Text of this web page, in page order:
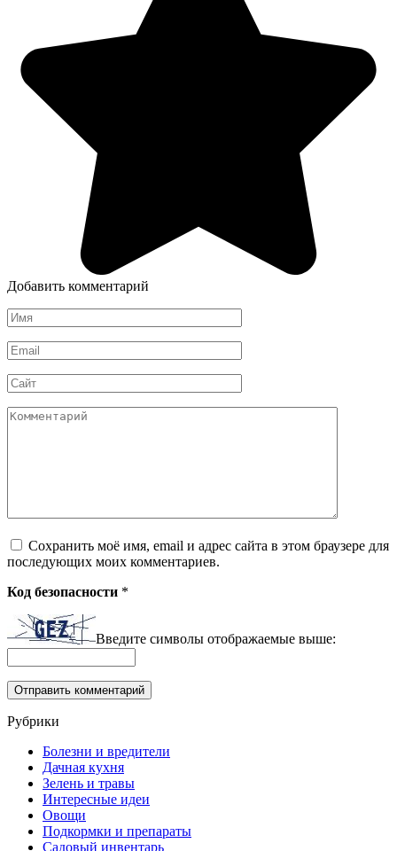
Добавить комментарий
Имя
*
Email
*
Сайт
Комментарий
Сохранить моё имя, email и адрес сайта в этом браузере для
последующих моих комментариев.
Код безопасности *
Введите символы отображаемые выше:
Рубрики
Болезни и вредители
Дачная кухня
Зелень и травы
Интересные идеи
Овощи
Подкормки и препараты
Садовый инвентарь